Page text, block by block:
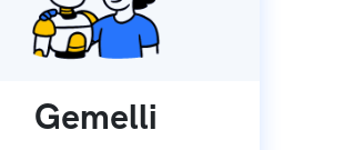
Gemelli